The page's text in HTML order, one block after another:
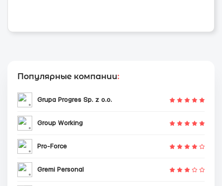
Популярные компании:
Grupa Progres Sp. z o.o.
Group Working
Pro-Force
Gremi Personal